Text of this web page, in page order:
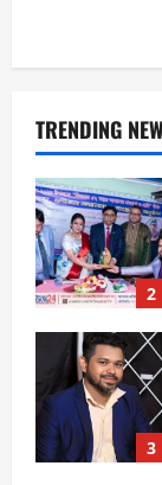
TRENDING 2
3
4